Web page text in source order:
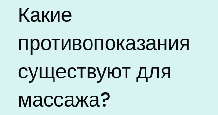
Какие
противопоказания
существуют для
массажа?